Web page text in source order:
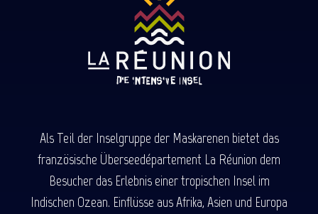
Als Teil der Inselgruppe der Maskarenen bietet das
französische Überseedépartement La Réunion dem
Besucher das Erlebnis einer tropischen Insel im
Indischen Ozean. Einflüsse aus Afrika, Asien und Europa